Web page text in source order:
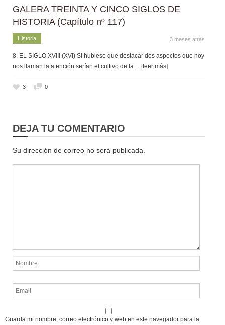
GALERA TREINTA Y CINCO SIGLOS DE
HISTORIA (Capítulo nº 117)
Historia 3 meses atrás
8. EL SIGLO XVIII (XVI) Si hubiese que destacar dos aspectos que hoy
nos llaman la atención serían el cultivo de la
... [leer más]
3 0
DEJA TU COMENTARIO
Su dirección de correo no será publicada.
Guarda mi nombre, correo electrónico y web en este navegador para la